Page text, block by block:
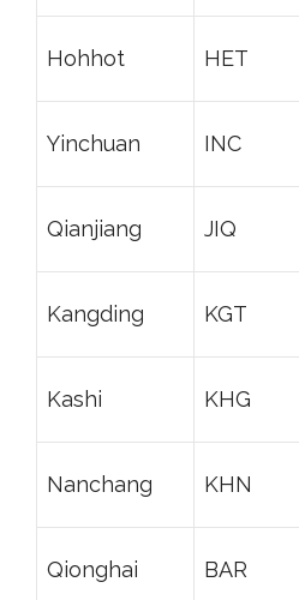
Hohhot HET
Yinchuan INC
Qianjiang JIQ
Kangding KGT
Kashi KHG
Nanchang KHN
Qionghai BAR